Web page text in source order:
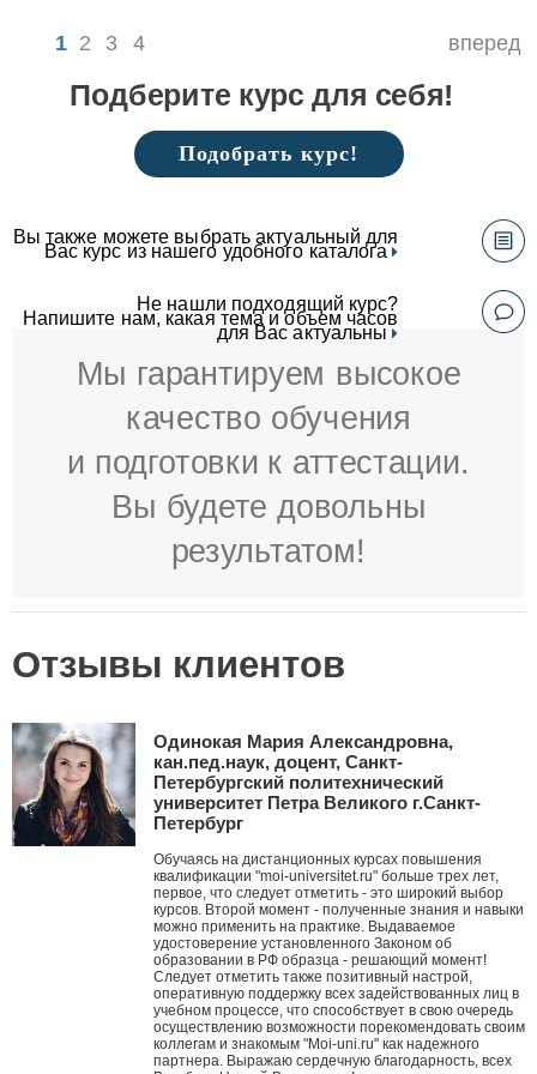
1 2 3 4 вперед
Подберите курс для себя!
Подобрать курс!
Вы также можете выбрать актуальный для
Вас курс из нашего удобного каталога
Не нашли подходящий курс?
Напишите нам, какая тема и объем часов
для Вас актуальны
Мы гарантируем высокое
качество обучения
и подготовки к аттестации.
Вы будете довольны
результатом!
Отзывы клиентов
Одинокая Мария Александровна,
кан.пед.наук, доцент, Санкт-
Петербургский политехнический
университет Петра Великого г.Санкт-
Петербург
Обучаясь на дистанционных курсах повышения
квалификации "moi-universitet.ru" больше трех лет,
первое, что следует отметить - это широкий выбор
курсов. Второй момент - полученные знания и навыки
можно применить на практике. Выдаваемое
удостоверение установленного Законом об
образовании в РФ образца - решающий момент!
Следует отметить также позитивный настрой,
оперативную поддержку всех задействованных лиц в
учебном процессе, что способствует в свою очередь
осуществлению возможности порекомендовать своим
коллегам и знакомым "Moi-uni.ru" как надежного
партнера. Выражаю сердечную благодарность, всех